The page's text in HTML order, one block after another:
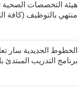
هيئة التخصصات الصحية
منتهي بالتوظيف (كافة
الخطوط الحديدية سار
برنامج التدريب المبتدئ